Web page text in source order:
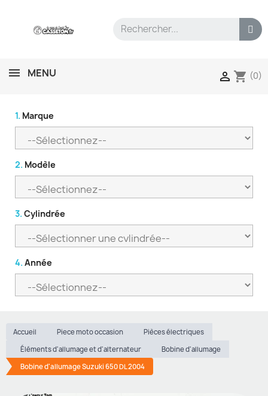
MENU  shopping_cart (0)
1. Marque
2. Modèle
3. Cylindrée
4. Année
Accueil Piece moto occasion
Pièces électriques
Éléments d'allumage et d'alternateur
Bobine d'allumage
Bobine d'allumage Suzuki 650 DL 2004